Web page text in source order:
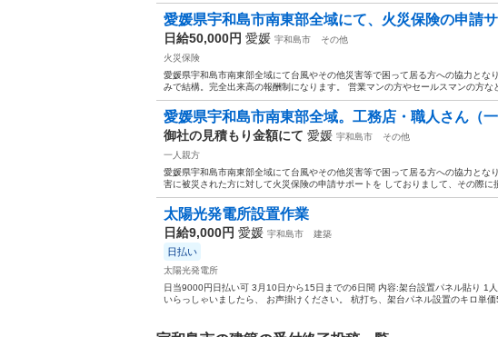
愛媛県宇和島市南東部全域にて、火災保険の申請
日給50,000円 愛媛 宇和島市
その他
火災保険
愛媛県宇和島市南東部全域にて台風やその他災害等で困って居る方への協力とな
みで結構。完全出来高の報酬制になります。 営業マンの方やセールスマンの方な
愛媛県宇和島市南東部全域。工務店・職人さん（
御社の見積もり金額にて 愛媛 宇和島市
その他
一人親方
愛媛県宇和島市南東部全域にて台風やその他災害等で困って居る方への協力とな
害に被災された方に対して火災保険の申請サポートを しておりまして、その際に
太陽光発電所設置作業
日給9,000円 愛媛 宇和島市 建築
日払い
太陽光発電所
日当9000円日払い可 3月10日から15日までの6日間 内容:架台設置パネル貼り 1
いらっしゃいましたら、 お声掛けください。 杭打ち、架台パネル設置のキロ単価